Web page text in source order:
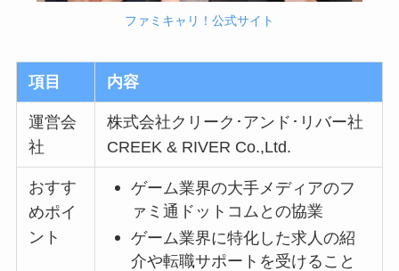
ファミキャリ！公式サイト
項目 内容
運営会
社
株式会社クリーク･アンド･リバー社
CREEK & RIVER Co.,Ltd.
おすす
めポイ
ント
ゲーム業界の大手メディアのフ
ァミ通ドットコムとの協業
ゲーム業界に特化した求人の紹
介や転職サポートを受けること